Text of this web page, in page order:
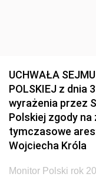
UCHWAŁA
POLSKIEJ z dnia
wyrażenia przez
Polskiej zgody
tymczasowe
Wojciecha Króla
Monitor Polski rok